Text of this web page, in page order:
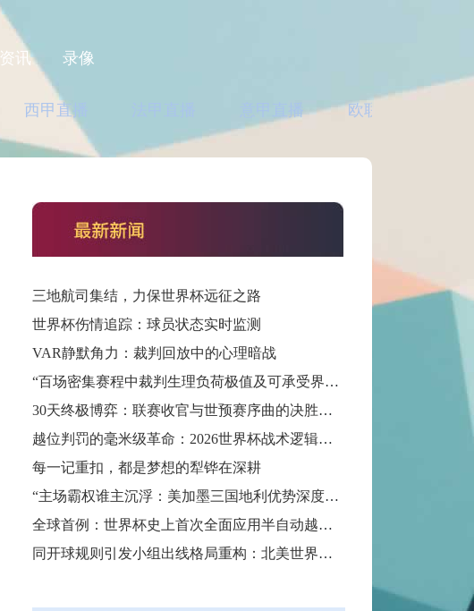
资讯 录像
西甲直播 意甲直播 欧联直播
三地航司集结，力保世界杯远征之路
世界杯伤情追踪：球员状态实时监测
VAR静默角力：裁判回放中的心理暗战
“百场密集赛程中裁判生理负荷极值及可承受界限探析”
30天终极博弈：联赛收官与世预赛序曲的决胜交汇
越位判罚的毫米级革命：2026世界杯战术逻辑如何被规则精度重塑
每一记重扣，都是梦想的犁铧在深耕
“主场霸权谁主沉浮：美加墨三国地利优势深度解析”
全球首例：世界杯史上首次全面应用半自动越位判定技术
同开球规则引发小组出线格局重构：北美世界杯晋级逻辑的深层变局